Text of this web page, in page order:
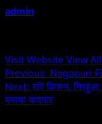
admin
Visit WebsiteView
Post
navigation
Previous: Nagapuri
Next:रवि किशन,
बनाया यादगार